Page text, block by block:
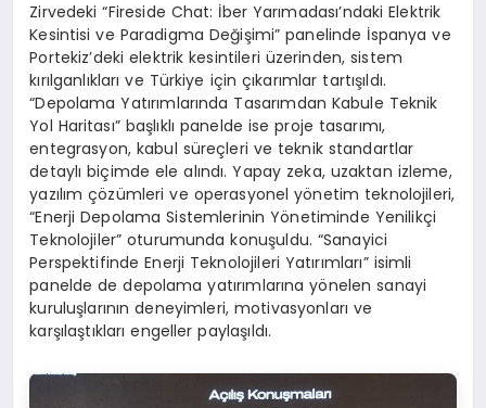
Zirvedeki “Fireside Chat: İber Yarımadası’ndaki Elektrik
Kesintisi ve Paradigma Değişimi” panelinde İspanya ve
Portekiz’deki elektrik kesintileri üzerinden, sistem
kırılganlıkları ve Türkiye için çıkarımlar tartışıldı.
“Depolama Yatırımlarında Tasarımdan Kabule Teknik
Yol Haritası” başlıklı panelde ise proje tasarımı,
entegrasyon, kabul süreçleri ve teknik standartlar
detaylı biçimde ele alındı. Yapay zeka, uzaktan izleme,
yazılım çözümleri ve operasyonel yönetim teknolojileri,
“Enerji Depolama Sistemlerinin Yönetiminde Yenilikçi
Teknolojiler” oturumunda konuşuldu. “Sanayici
Perspektifinde Enerji Teknolojileri Yatırımları” isimli
panelde de depolama yatırımlarına yönelen sanayi
kuruluşlarının deneyimleri, motivasyonları ve
karşılaştıkları engeller paylaşıldı.